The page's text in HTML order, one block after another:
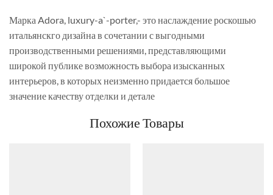
Марка Adora, luxury-a`-porter,- это наслаждение роскошью
итальянскго дизайна в сочетании с выгодными
производственными решениями, представляющими
широкой публике возможность выбора изысканных
интерьеров, в которых неизменно придается большое
значение качеству отделки и детале
Похожие Товары